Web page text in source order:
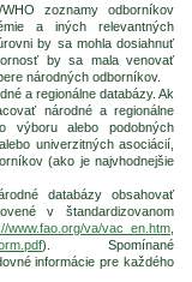
zoznamy odborníkov
a iných relevantných
by sa mohla dosiahnuť
by sa mala venovať
národných odborníkov.
a regionálne databázy. Ak
národné a regionálne
výboru alebo podobných
univerzitných asociácií,
(ako je najvhodnejšie
databázy obsahovať
v štandardizovanom
www.fao.org/va/vac_en.htm
). Spomínané
informácie pre každého